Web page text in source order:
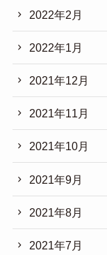
2022年2月
2022年1月
2021年12月
2021年11月
2021年10月
2021年9月
2021年8月
2021年7月